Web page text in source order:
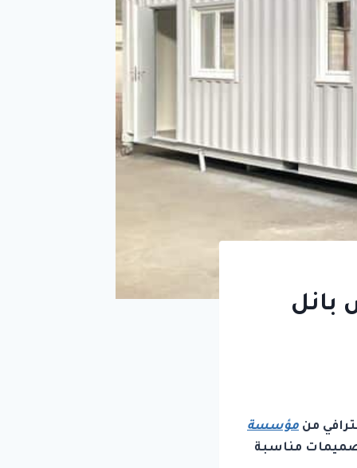
بانل
من مؤسسة
مناسبة